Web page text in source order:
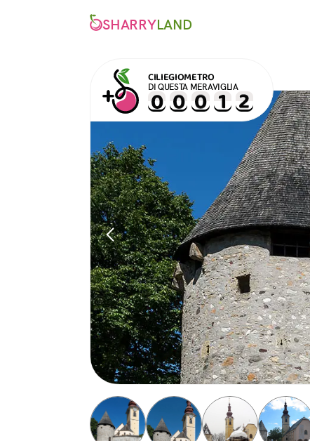
SHARRYLAND
CILIEGIOMETRO
DI QUESTA MERAVIGLIA